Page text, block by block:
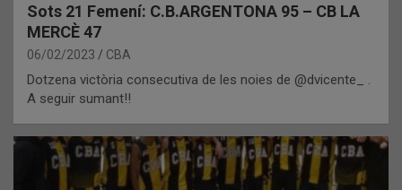
Sots 21 Femení: C.B.ARGENTONA 95 – CB LA
MERCÈ 47
06/02/2023 CBA
Dotzena victòria consecutiva de les noies de @dvicente_ .
A seguir sumant!!